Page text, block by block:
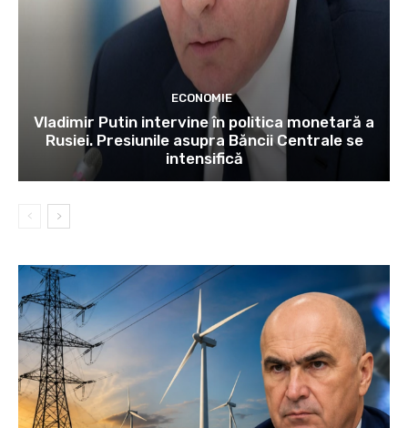
ECONOMIE
Vladimir Putin intervine în politica monetară a
Rusiei. Presiunile asupra Băncii Centrale se
intensifică